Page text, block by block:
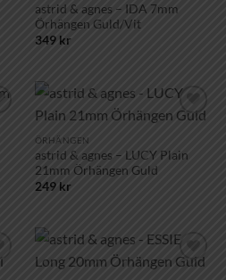
astrid & agnes – IDA 7mm
Örhängen Guld/Vit
349 kr
Lägg till i
ÖRHÄNGEN
astrid & agnes – LUCY Plain
21mm Örhängen Guld
249 kr
Lägg till i